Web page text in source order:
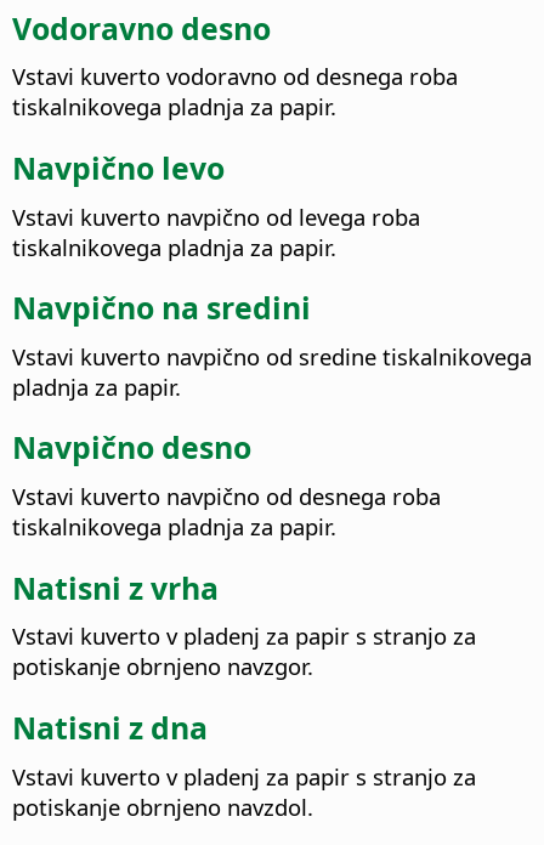
Vodoravno desno
Vstavi kuverto vodoravno od desnega roba
tiskalnikovega pladnja za papir.
Navpično levo
Vstavi kuverto navpično od levega roba
tiskalnikovega pladnja za papir.
Navpično na sredini
Vstavi kuverto navpično od sredine tiskalnikovega
pladnja za papir.
Navpično desno
Vstavi kuverto navpično od desnega roba
tiskalnikovega pladnja za papir.
Natisni z vrha
Vstavi kuverto v pladenj za papir s stranjo za
potiskanje obrnjeno navzgor.
Natisni z dna
Vstavi kuverto v pladenj za papir s stranjo za
potiskanje obrnjeno navzdol.